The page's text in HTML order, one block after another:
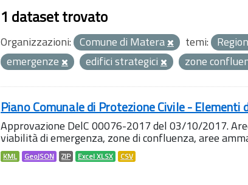
1 dataset trovato
Organizzazioni: Comune di Matera temi:
emergenze
edifici strategici zone
Piano Comunale di Protezione Civile - Elementi
Approvazione DelC 00076-2017 del 03/10/2017.
viabilità di emergenza, zone di confluenza, aree
KML GeoJSON ZIP Excel XLSX CSV